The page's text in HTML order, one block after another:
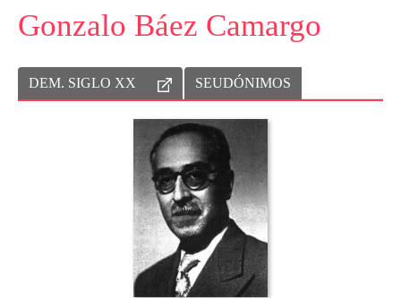
Gonzalo Báez Camargo
DEM. SIGLO XX SEUDÓNIMOS